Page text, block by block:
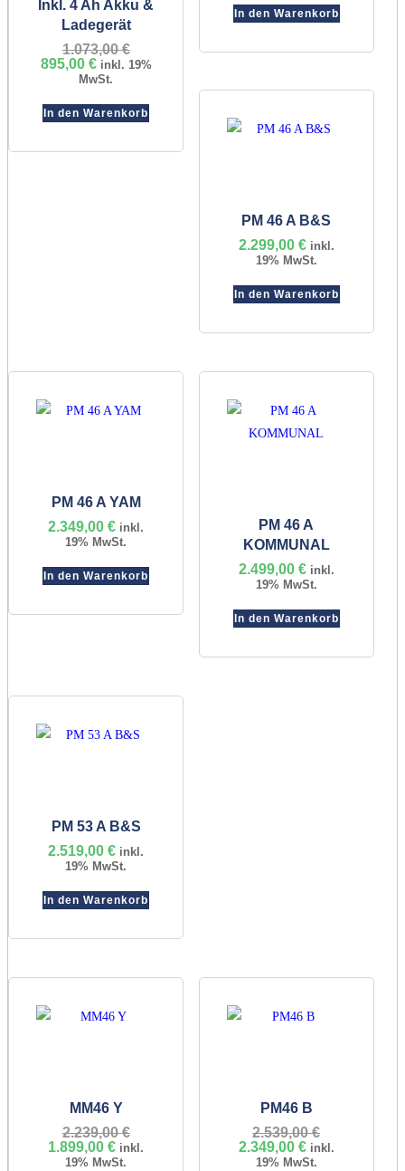
Inkl. 4 Ah Akku &
Ladegerät
1.073,00€Ursprünglicher
Preis
895,00 €Aktueller
Preis
895,00 €.
inkl. 19%
MwSt.
In den Warenkorb
In den Warenkorb
PM 46 A B&S
2.299,00 € inkl.
19% MwSt.
In den Warenkorb
PM 46 A YAM
2.349,00€ inkl.
19% MwSt.
In den Warenkorb
PM 46 A
KOMMUNAL
2.499,00 € inkl.
19% MwSt.
In den Warenkorb
PM 53 A B&S
2.519,00€ inkl.
19% MwSt.
In den Warenkorb
MM46 Y
2.239,00€Ursprünglicher
Preis
1.899,00€ Aktueller
Preis
inkl.
19% MwSt.
PM46 B
2.539,00€
Preis
2.349,00 €Aktueller
Preis
inkl.
19% MwSt.